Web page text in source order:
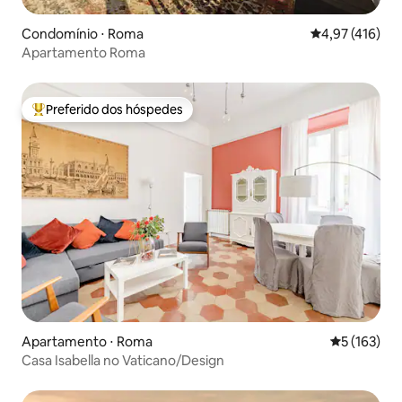
Condomínio ⋅ Roma 4,97 de uma
4,97 (416)
Apartamento Roma
Entre os melhores preferidos dos hóspedes
Preferido dos hóspedes
Apartamento ⋅ Roma 5 de uma
5 (163)
Casa Isabella no Vaticano/Design